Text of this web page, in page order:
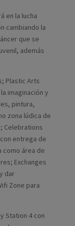
en la lucha
cambiando la
que se
además
Plastic Arts
imaginación y
pintura,
zona lúdica de
Celebrations
entrega de
como área de
Exchanges
dar
Zone para
Station 4 con